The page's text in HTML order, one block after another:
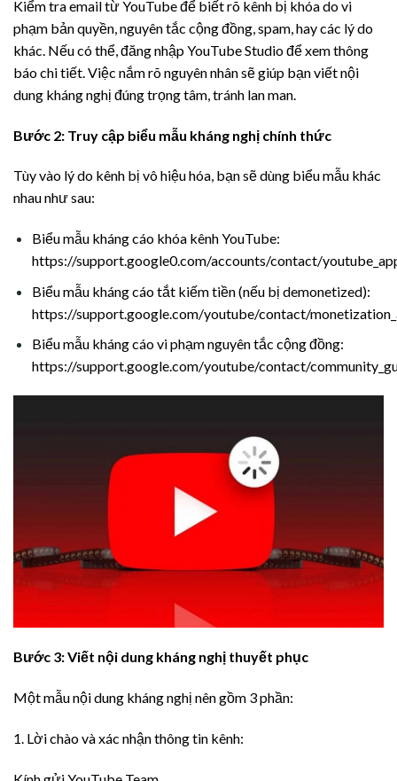
Kiểm tra email từ YouTube để biết rõ kênh bị khóa do vi
phạm bản quyền, nguyên tắc cộng đồng, spam, hay các lý do
khác. Nếu có thể, đăng nhập YouTube Studio để xem thông
báo chi tiết. Việc nắm rõ nguyên nhân sẽ giúp bạn viết nội
dung kháng nghị đúng trọng tâm, tránh lan man.
Bước 2: Truy cập biểu mẫu kháng nghị chính thức
Tùy vào lý do kênh bị vô hiệu hóa, bạn sẽ dùng biểu mẫu khác
nhau như sau:
Biểu mẫu kháng cáo khóa kênh YouTube:
https://support.google0.com/accounts/contact/
Biểu mẫu kháng cáo tắt kiếm tiền (nếu bị demonetized):
https://support.google.com/youtube/contact/
Biểu mẫu kháng cáo vi phạm nguyên tắc cộng đồng:
https://support.google.com/youtube/contact/
Bước 3: Viết nội dung kháng nghị thuyết phục
Một mẫu nội dung kháng nghị nên gồm 3 phần:
1. Lời chào và xác nhận thông tin kênh: